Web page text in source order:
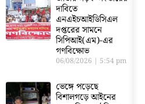
দাবিতে
এনএইচআইডিসিএল
দপ্তরের সামনে
সিপিআই(এম)-এর
গণবিক্ষোভ
06/08/2026 5:54 pm
ভেঙ্গে পড়েছে
বিশালগড়ে আইনের